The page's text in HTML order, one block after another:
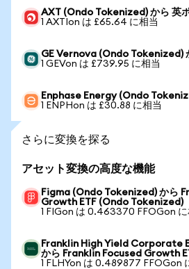
AXT (Ondo Tokenized) から 英
1 AXTIon は £65.64 に相当
GE Vernova (Ondo Tokenized)
1 GEVon は £739.95 に相当
Enphase Energy (Ondo
1 ENPHon は £30.88 に相当
さらに変換を探る
アセット変換の高度な機能
Figma (Ondo Tokenized) から
Growth ETF (Ondo Tokenized)
1 FIGon は 0.463370 FFOGon に
Franklin High Yield Corporate
から Franklin Focused Growth
1 FLHYon は 0.489877 FFOGon